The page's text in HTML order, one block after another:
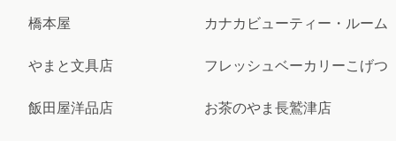
橋本屋 カナカビューティー・ルーム
やまと文具店 フレッシュベーカリーこげつ
飯田屋洋品店 お茶のやま長鷲津店